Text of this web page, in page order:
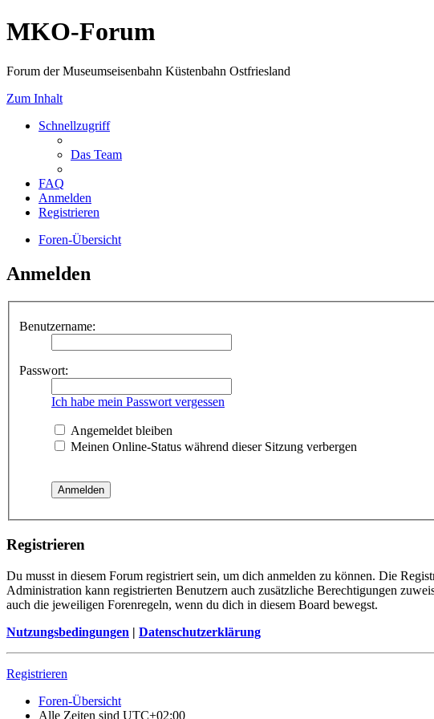
MKO-Forum
Forum der Museumseisenbahn Küstenbahn Ostfriesland
Zum Inhalt
Schnellzugriff
Das Team
FAQ
Anmelden
Registrieren
Foren-Übersicht
Anmelden
Benutzername:
Passwort:
Ich habe mein Passwort vergessen
Angemeldet bleiben
Meinen Online-Status während dieser Sitzung verbergen
Registrieren
Du musst in diesem Forum registriert sein, um dich anmelden zu können. Die
Administration kann registrierten Benutzern auch zusätzliche Berechtigungen
auch die jeweiligen Forenregeln, wenn du dich in diesem Board bewegst.
Nutzungsbedingungen | Datenschutzerklärung
Registrieren
Foren-Übersicht
Alle Zeiten sind UTC+02:00